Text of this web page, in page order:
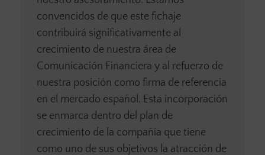
convencidos de que este fichaje
contribuirá significativamente al
crecimiento de nuestra área de
Comunicación Financiera y al refuerzo de
nuestra posición como firma de referencia
en el mercado español. Esta incorporación
se enmarca dentro del plan de
crecimiento de la compañía que tiene
como uno de sus objetivos la atracción de